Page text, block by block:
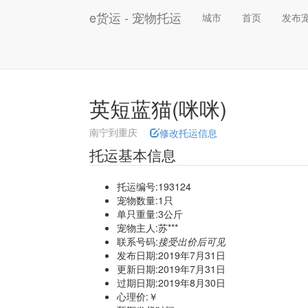
e货运 - 宠物托运 城市 首页 发布
英短蓝猫(咪咪)
南宁到重庆 修改托运信息
托运基本信息
托运编号:193124
宠物数量:1只
单只重量:3公斤
宠物主人:苏***
联系号码:接受出价后可见
发布日期:2019年7月31日
更新日期:2019年7月31日
过期日期:2019年8月30日
心理价:￥